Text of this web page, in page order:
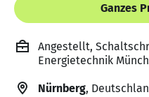
Ganzes
Angestellt,
Energietechnik
Nürnberg,